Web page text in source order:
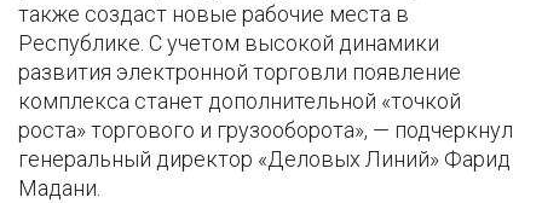
также создаст новые рабочие места в
Республике. С учетом высокой динамики
развития электронной торговли появление
комплекса станет дополнительной «точкой
роста» торгового и грузооборота», — подчеркнул
генеральный директор «Деловых Линий» Фарид
Мадани.